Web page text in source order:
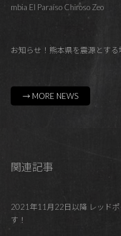
mbia El Paraíso Chiroso Zeo
お知らせ！熊本県を震源とす
→ MORE NEWS
関連記事
2021年11月22日以降 レッド
す！